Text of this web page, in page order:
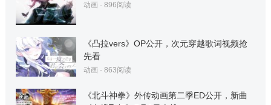
动画· 896阅读
《凸拉vers》OP公开，次元穿越歌词视频抢
先看
动画· 863阅读
《北斗神拳》外传动画第二季ED公开，新曲